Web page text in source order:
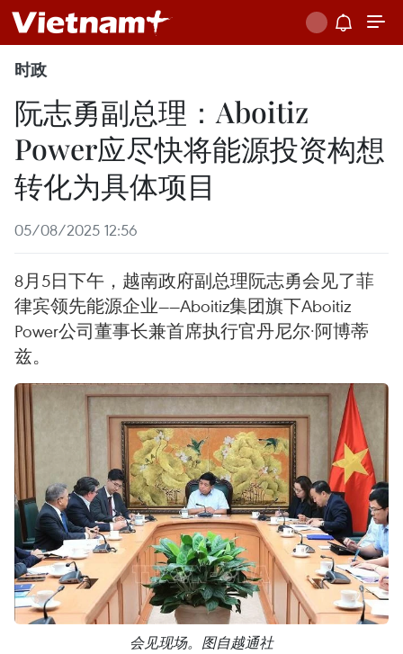
时政
阮志勇副总理：Aboitiz
Power应尽快将能源投资构想
转化为具体项目
05/08/2025 12:56
8月5日下午，越南政府副总理阮志勇会见了菲
律宾领先能源企业——Aboitiz集团旗下Aboitiz
Power公司董事长兼首席执行官丹尼尔·阿博蒂
兹。
会见现场。图自越通社